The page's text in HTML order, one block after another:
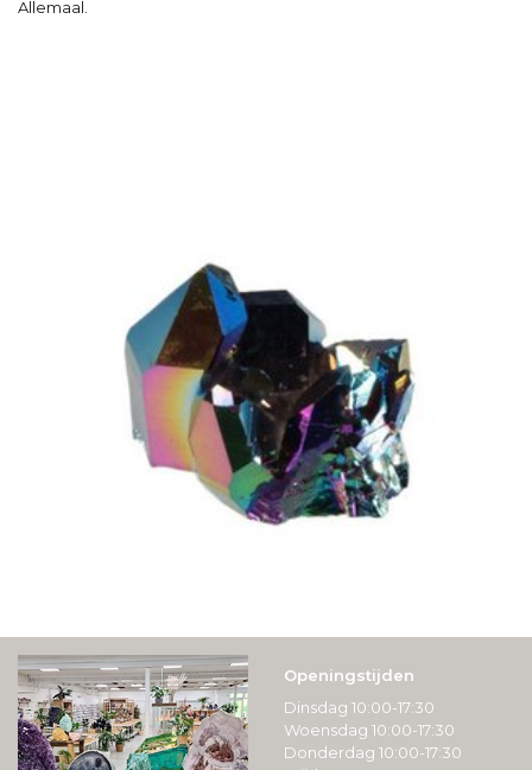
Allemaal.
Openingstijden
Dinsdag 10:00-17:30
Woensdag 10:00-17:30
Donderdag 10:00-17:30